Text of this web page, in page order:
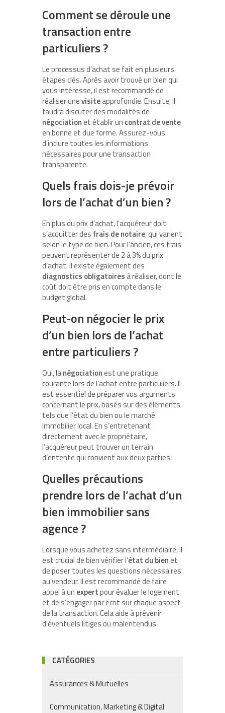
Comment se déroule une
transaction entre
particuliers ?
Le processus d’achat se fait en plusieurs
étapes clés. Après avoir trouvé un bien qui
vous intéresse, il est recommandé de
réaliser unevisiteapprofondie. Ensuite, il
faudra discuter des modalités de
négociationet établir un contrat de vente
en bonne et due forme. Assurez-vous
d’inclure toutes les informations
nécessaires pour une transaction
transparente.
Quels frais dois-je prévoir
lors de l’achat d’un bien ?
En plus du prix d’achat, l’acquéreur doit
s’acquitter des frais de notaire, qui varient
selon le type de bien. Pour l’ancien, ces frais
peuvent représenter de 2 à 3% du prix
d’achat. Il existe également des
diagnostics obligatoires à réaliser, dont le
coût doit être pris en compte dans le
budget global.
Peut-on négocier le prix
d’un bien lors de l’achat
entre particuliers ?
Oui, lanégociationest une pratique
courante lors de l’achat entre particuliers. Il
est essentiel de préparer vos arguments
concernant le prix, basés sur des éléments
tels que l’état du bien ou le marché
immobilier local. En s’entretenant
directement avec le propriétaire,
l’acquéreur peut trouver un terrain
d’entente qui convient aux deux parties.
Quelles précautions
prendre lors de l’achat d’un
bien immobilier sans
agence ?
Lorsque vous achetez sans intermédiaire, il
est crucial de bien vérifier l’état du bienet
de poser toutes les questions nécessaires
au vendeur. Il est recommandé de faire
appel à un expertpour évaluer le logement
et de s’engager par écrit sur chaque aspect
de la transaction. Cela aide à prévenir
d’éventuels litiges ou malentendus.
CATÉGORIES
Assurances & Mutuelles
Communication, Marketing & Digital